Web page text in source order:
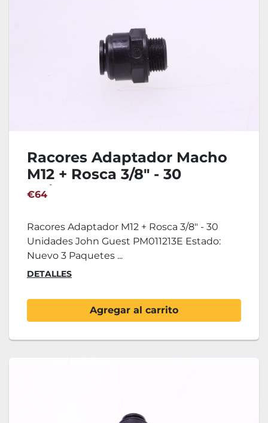
Racores Adaptador Macho
M12 + Rosca 3/8" - 30
Unidades John Guest
€64
Racores Adaptador M12 + Rosca 3/8" - 30
Unidades John Guest PM011213E Estado:
Nuevo 3 Paquetes ...
DETALLES
Agregar al carrito